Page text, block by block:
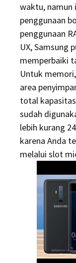
waktu, namun
penggunaan
penggunaan
UX, Samsung
memperbaiki
Untuk
area
total kapasitas
sudah
lebih kurang
karena Anda
melalui slot